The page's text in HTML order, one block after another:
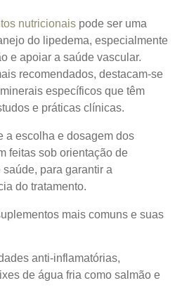
nutricionais pode ser uma
do lipedema, especialmente
e apoiar a saúde vascular.
recomendados, destacam-se
específicos que têm
e práticas clínicas.
a escolha e dosagem dos
feitas sob orientação de
para garantir a
do tratamento.
mais comuns e suas
anti-inflamatórias,
de água fria como salmão e